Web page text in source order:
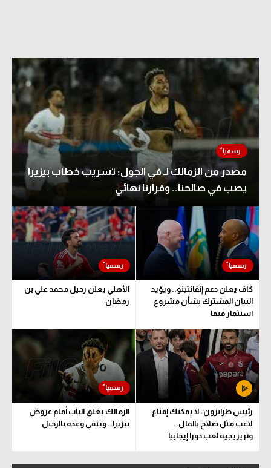
مصدر من الزمالك لـ في الجول: تسريب خطاب بيزيرا
يصب في صالحنا.. وقرارنا نهائي
كاف يعلن دعم إنفانتينو.. ويؤيد
البيان المشترك بشأن مشروع
استثمار فيفا
الأهلي يعلن رحيل محمد علي بن
رمضان
رئيس طرابزون: لا يمكنك إقناع
لاعب مثل صلاح بالمال..
وتريزيجيه لعب دورا إيجابيا
الزمالك يغلق الباب أمام عروض
بيزيرا.. وينفي وعده بالرحيل